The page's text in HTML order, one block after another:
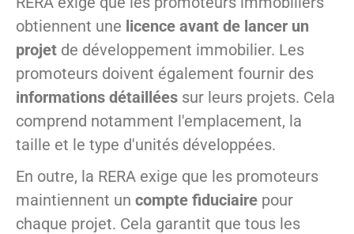
obtiennent une licence avant de lancer un
projet de développement immobilier. Les
promoteurs doivent également fournir des
informations détaillées sur leurs projets. Cela
comprend notamment l'emplacement, la
taille et le type d'unités développées.
En outre, la RERA exige que les promoteurs
maintiennent un compte fiduciaire pour
chaque projet. Cela garantit que tous les